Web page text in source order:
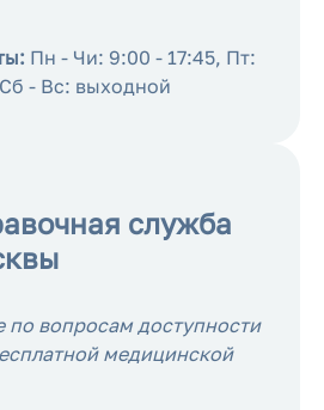
Пн - Чи: 9:00 - 17:45, Пт:
- Вс: выходной
служба
по вопросам доступности
медицинской